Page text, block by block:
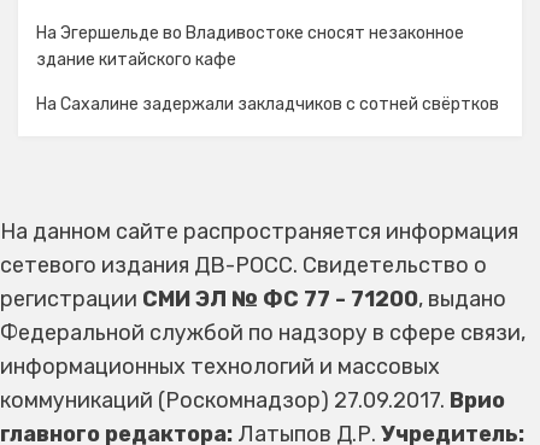
На Эгершельде во Владивостоке сносят незаконное
здание китайского кафе
На Сахалине задержали закладчиков с сотней свёртков
На данном сайте распространяется информация
сетевого издания ДВ-РОСС. Свидетельство о
регистрации СМИ ЭЛ № ФС 77 - 71200, выдано
Федеральной службой по надзору в сфере связи,
информационных технологий и массовых
коммуникаций (Роскомнадзор) 27.09.2017. Врио
главного редактора: Латыпов Д.Р. Учредитель: